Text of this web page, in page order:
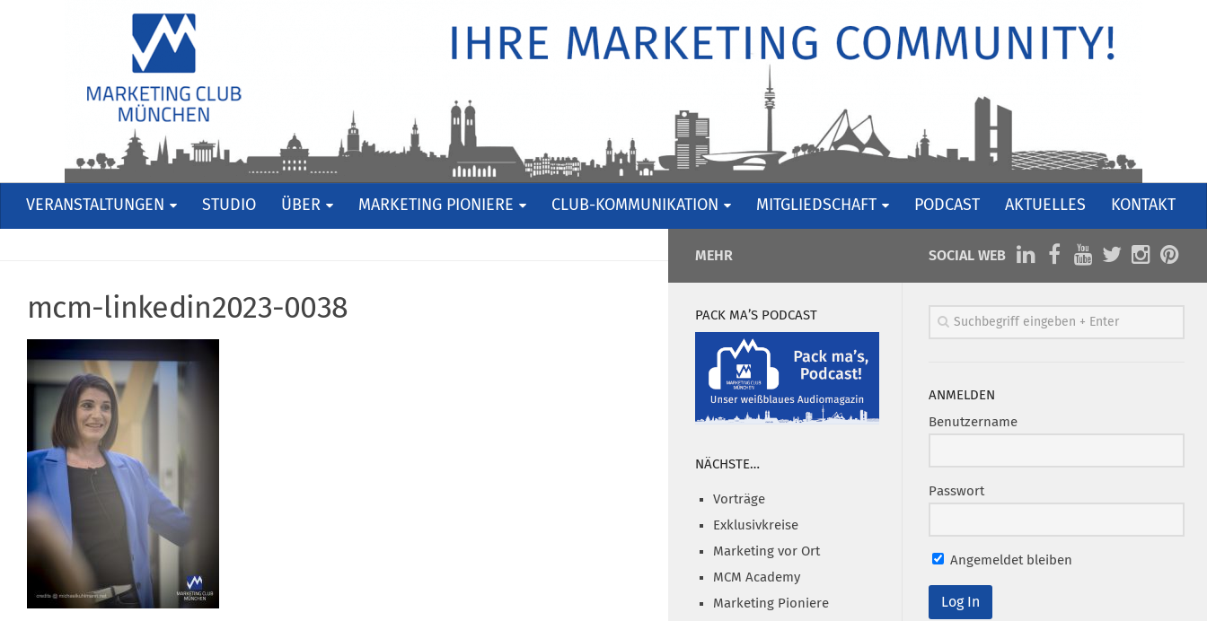
VERANSTALTUNGEN STUDIO ÜBER MARKETING PIONIERE CLUB-KOMMUNIKATION MITGLIEDSCHAFT PODCAST AKTUELLES KONTAKT
mcm-linkedin2023-0038
SOCIAL WEB
ANMELDEN
Benutzername
Passwort
Angemeldet bleiben
MEHR
PACK MA’S PODCAST
NÄCHSTE…
Vorträge
Exklusivkreise
Marketing vor Ort
MCM Academy
Marketing Pioniere